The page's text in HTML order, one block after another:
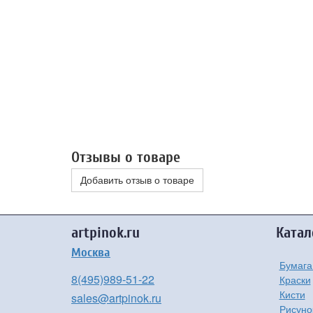
Отзывы о товаре
Добавить отзыв о товаре
artpinok.ru
Москва
8(495)989-51-22
sales@artpinok.ru
Краски
Кисти